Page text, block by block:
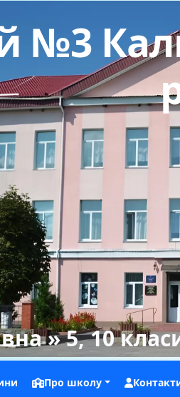
№3
» 5, 10
Про школу